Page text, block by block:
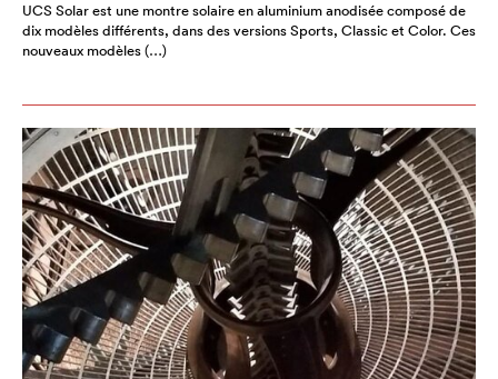
UCS Solar est une montre solaire en aluminium anodisée composé de
dix modèles différents, dans des versions Sports, Classic et Color. Ces
nouveaux modèles (…)